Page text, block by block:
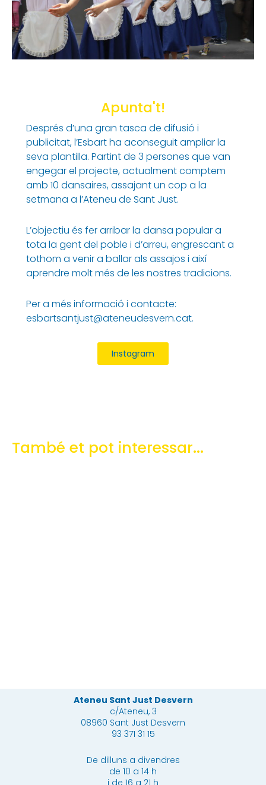
Apunta't!
Després d’una gran tasca de difusió i
publicitat, l’Esbart ha aconseguit ampliar la
seva plantilla. Partint de 3 persones que van
engegar el projecte, actualment comptem
amb 10 dansaires, assajant un cop a la
setmana a l’Ateneu de Sant Just.
L’objectiu és fer arribar la dansa popular a
tota la gent del poble i d’arreu, engrescant a
tothom a venir a ballar als assajos i així
aprendre molt més de les nostres tradicions.
Per a més informació i contacte:
esbartsantjust@ateneudesvern.cat.
Instagram
També et pot interessar...
Ateneu Sant Just Desvern
c/Ateneu, 3
08960 Sant Just Desvern
93 371 31 15
De dilluns a divendres
de 10 a 14 h
i de 16 a 21 h